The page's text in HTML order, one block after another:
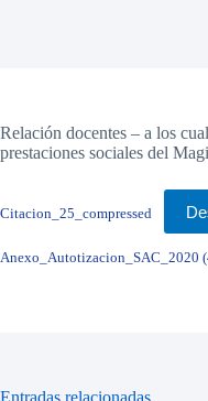
Relación docentes – a los
prestaciones sociales del
Citacion_25_compressed
Anexo_Autotizacion_SAC_2020
Entradas relacionadas